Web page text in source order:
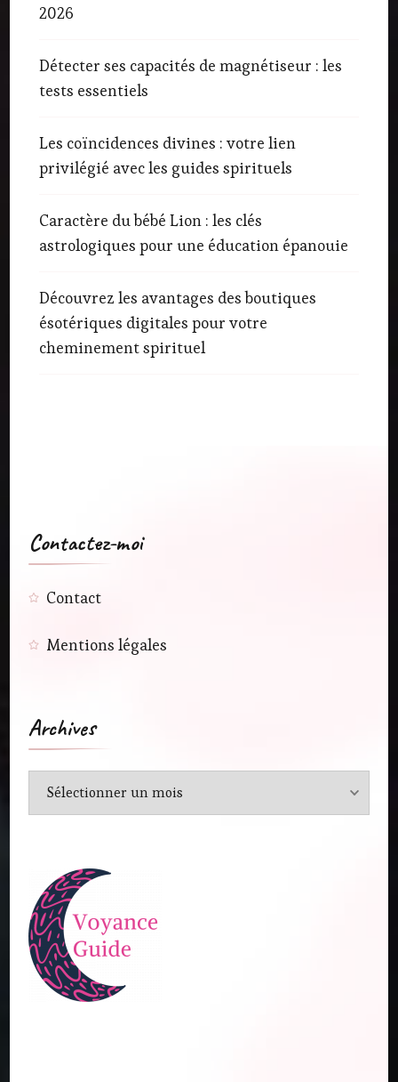
2026
Détecter ses capacités de magnétiseur : les
tests essentiels
Les coïncidences divines : votre lien
privilégié avec les guides spirituels
Caractère du bébé Lion : les clés
astrologiques pour une éducation épanouie
Découvrez les avantages des boutiques
ésotériques digitales pour votre
cheminement spirituel
Contactez-moi
Contact
Mentions légales
Archives
Archives